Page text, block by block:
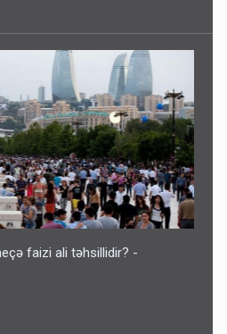
faizi ali təhsillidir? -